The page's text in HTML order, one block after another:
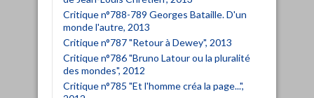
Critique n°788-789 Georges Bataille. D'un
monde l'autre, 2013
Critique n°787 "Retour à Dewey", 2013
Critique n°786 "Bruno Latour ou la pluralité
des mondes", 2012
Critique n°785 "Et l'homme créa la page...",